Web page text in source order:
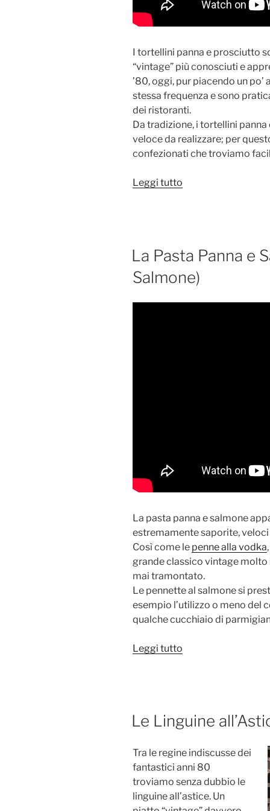
I tortellini panna e prosciutto
“vintage” più conosciuti e
’80, oggi, pur piacendo un
stessa frequenza e sono
dei ristoranti.
Da tradizione, i tortellini
veloce da realizzare; per
confezionati che troviamo
Leggi tutto
PUBBLICATO
La Pasta Panna e
Salmone)
La pasta panna e salmone
estremamente saporite,
Così come le penne alla vodka
grande classico vintage molto
mai tramontato.
Le pennette al salmone si
esempio l’utilizzo o meno del
qualche cucchiaio di
Leggi tutto
(o
al
Salmone)”
PUBBLICATO
Le Linguine
Tra le regine indiscusse dei
fantastici anni 80
troviamo senza dubbio le
linguine all’astice. Un